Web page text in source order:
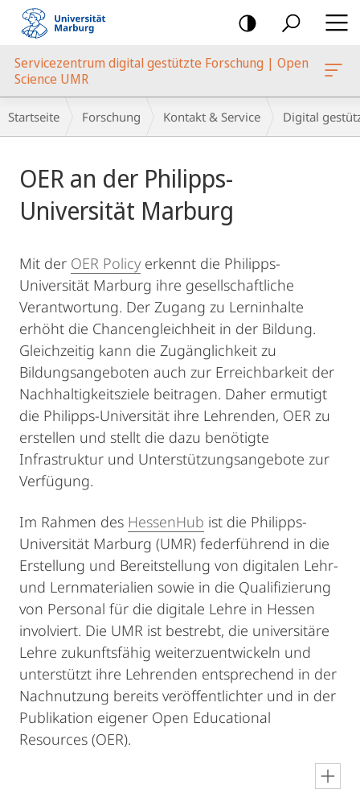
Mobile-
Navigation
Servicezentrum digital gestützte Forschung | Open
Science UMR
Breadcrumb-
Navigation
Startseite Forschung Kontakt & Service Digital
OER an der Philipps-
Universität Marburg
Mit der OER Policyerkennt die Philipps-
Universität Marburg ihre gesellschaftliche
Verantwortung. Der Zugang zu Lerninhalte
erhöht die Chancengleichheit in der Bildung.
Gleichzeitig kann die Zugänglichkeit zu
Bildungsangeboten auch zur Erreichbarkeit der
Nachhaltigkeitsziele beitragen. Daher ermutigt
die Philipps-Universität ihre Lehrenden, OER zu
erstellen und stellt die dazu benötigte
Infrastruktur und Unterstützungsangebote zur
Verfügung.
Im Rahmen des HessenHub ist die Philipps-
Universität Marburg (UMR) federführend in die
Erstellung und Bereitstellung von digitalen Lehr-
und Lernmaterialien sowie in die Qualifizierung
von Personal für die digitale Lehre in Hessen
involviert. Die UMR ist bestrebt, die universitäre
Lehre zukunftsfähig weiterzuentwickeln und
unterstützt ihre Lehrenden entsprechend in der
Nachnutzung bereits veröffentlichter und in der
Publikation eigener Open Educational
Resources (OER).